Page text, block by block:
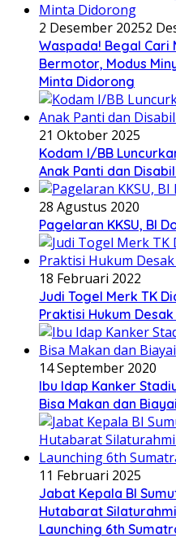
2 Desember 20252
Waspada! Begal Cari
Bermotor, Modus
Minta Didorong
21 Oktober 2025
Kodam I/BB
Anak Panti dan
28 Agustus 2020
Pagelaran KKSU, BI
18 Februari 2022
Judi Togel Merk TK
Praktisi Hukum
14 September 2020
Ibu Idap Kanker
Bisa Makan dan
11 Februari 2025
Jabat Kepala BI
Hutabarat
Launching 6th